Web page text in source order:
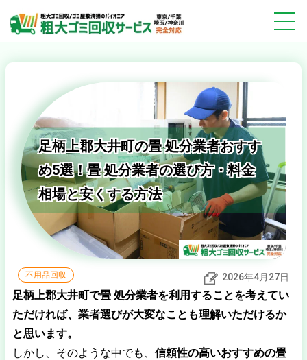
足柄上郡大井町の畳 処分業者おすす
め5選！畳 処分業者の選び方・料金
相場と安くする方法
不用品回収 2026年4月27日
足柄上郡大井町で畳 処分業者を利用することを考えてい
ただければ、業者選びが大変なことも理解いただけるか
と思います。
しかし、そのような中でも、 信頼性の高いおすすめの畳